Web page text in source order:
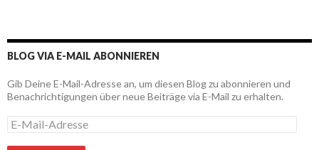
BLOG VIA E-MAIL ABONNIEREN
Gib Deine E-Mail-Adresse an, um diesen Blog zu abonnieren und
Benachrichtigungen über neue Beiträge via E-Mail zu erhalten.
E
-
M